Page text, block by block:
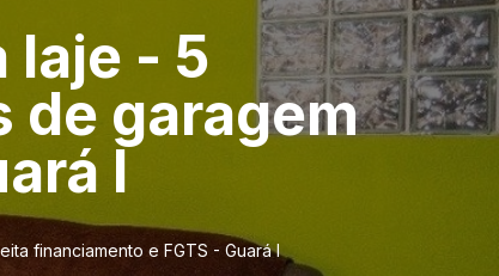
laje - 5
de garagem
I
financiamento e FGTS - Guará I